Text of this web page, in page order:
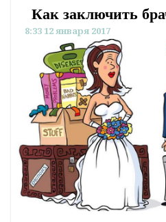
Как заключить
8:33 12 января 2017